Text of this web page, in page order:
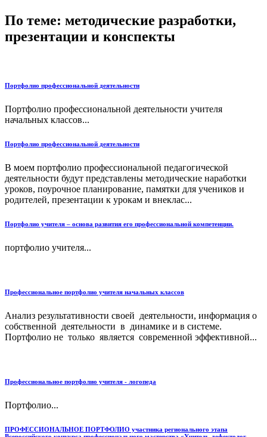
По теме: методические разработки,
презентации и конспекты
Портфолио профессиональной деятельности
Портфолио профессиональной деятельности учителя
начальных классов...
Портфолио профессиональной деятельности
В моем портфолио профессиональной педагогической
деятельности будут представлены методические наработки
уроков, поурочное планирование, памятки для учеников и
родителей, презентации к урокам и внеклас...
Портфолио учителя – основа развития его профессиональной компетенции.
портфолио учителя...
Профессиональное портфолио учителя начальных классов
Анализ результативности своей деятельности, информация о
собственной деятельности в динамике и в системе.
Портфолио не только является современной эффективной...
Профессиональное портфолио учителя - логопеда
Портфолио...
ПРОФЕССИОНАЛЬНОЕ ПОРТФОЛИО участника регионального этапа